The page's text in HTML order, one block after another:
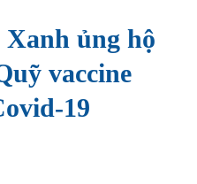
ủng hộ
vaccine
19